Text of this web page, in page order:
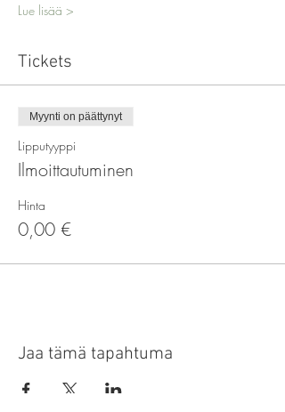
Lue lisää >
Tickets
Myynti on päättynyt
Lipputyyppi
Ilmoittautuminen
Hinta
0,00 €
Jaa tämä tapahtuma